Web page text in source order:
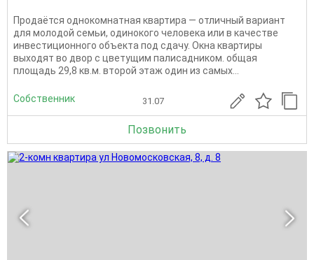
Продаётся однокомнатная квартира — отличный вариант
для молодой семьи, одинокого человека или в качестве
инвестиционного объекта под сдачу. Окна квартиры
выходят во двор с цветущим палисадником. общая
площадь 29,8 кв.м. второй этаж один из самых...
Собственник 31.07
Позвонить